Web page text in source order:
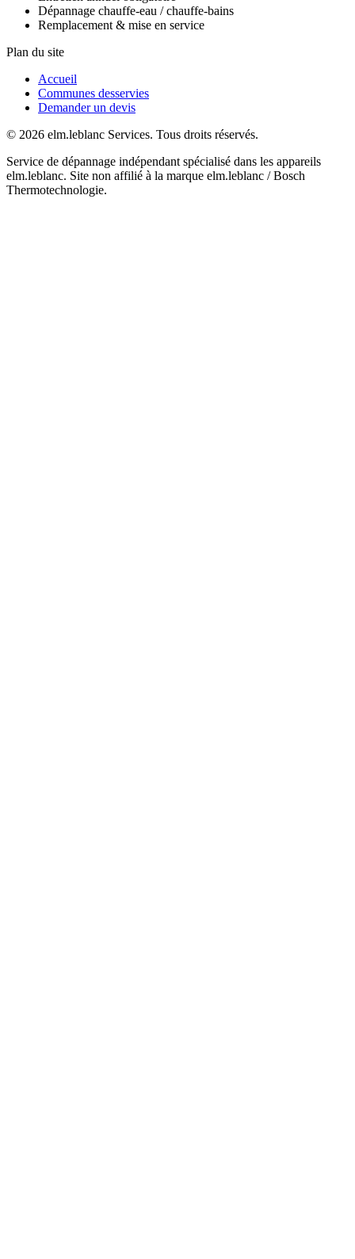
Dépannage chauffe-eau / chauffe-bains
Remplacement & mise en service
Plan du site
Accueil
Communes desservies
Demander un devis
© 2026 elm.leblanc Services. Tous droits réservés.
Service de dépannage indépendant spécialisé dans les appareils
elm.leblanc. Site non affilié à la marque elm.leblanc / Bosch
Thermotechnologie.